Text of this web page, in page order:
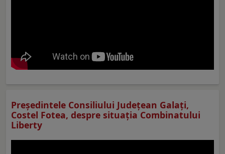
Preşedintele Consiliului Judeţean Galaţi,
Costel Fotea, despre situaţia Combinatului
Liberty